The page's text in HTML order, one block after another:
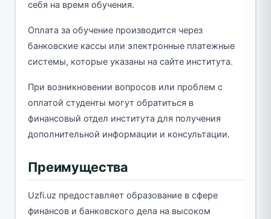
себя на время обучения.
Оплата за обучение производится через
банковские кассы или электронные платежные
системы, которые указаны на сайте института.
При возникновении вопросов или проблем с
оплатой студенты могут обратиться в
финансовый отдел института для получения
дополнительной информации и консультации.
Преимущества
Uzfi.uz предоставляет образование в сфере
финансов и банковского дела на высоком